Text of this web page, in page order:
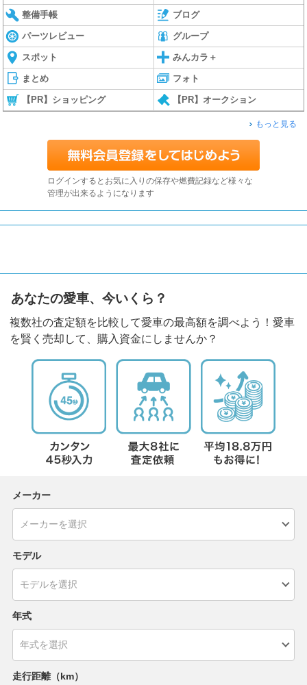
整備手帳 ブログ
パーツレビュー グループ
スポット みんカラ＋
まとめ フォト
【PR】ショッピング 【PR】オークション
もっと見る
ログインするとお気に入りの保存や燃費記録など様々な
管理が出来るようになります
あなたの愛車、今いくら？
複数社の査定額を比較して愛車の最高額を調べよう！愛車
を賢く売却して、購入資金にしませんか？
メーカー
モデル
年式
走行距離（km）